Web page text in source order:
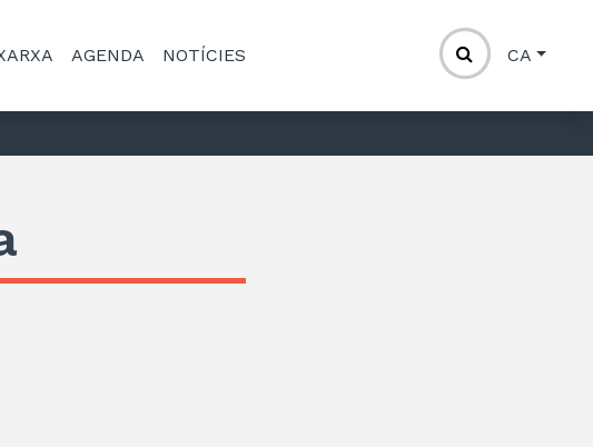
AGENDA NOTÍCIES CA